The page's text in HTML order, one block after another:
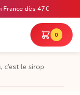
dès 47€
0
c’est le sirop